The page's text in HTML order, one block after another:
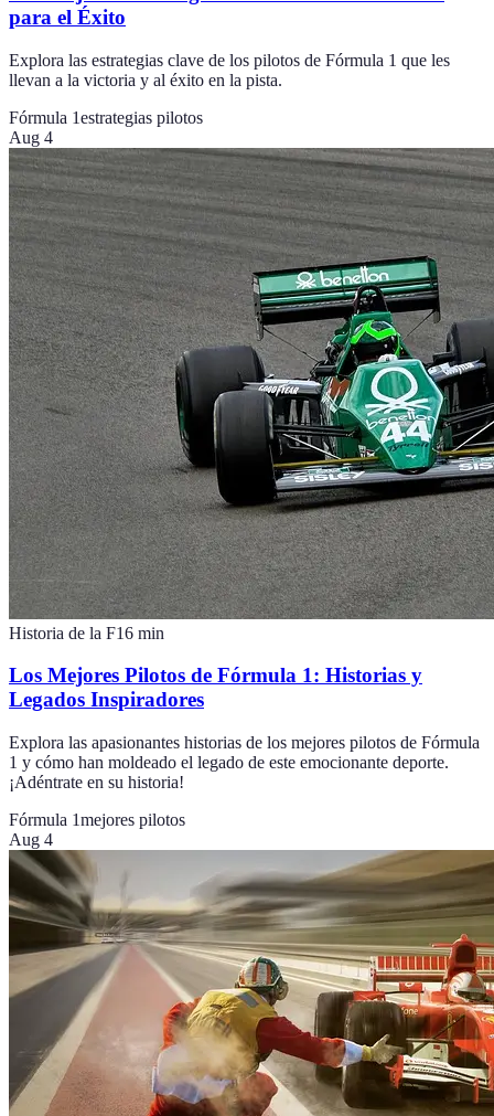
para el Éxito
Explora las estrategias clave de los pilotos de Fórmula 1 que les
llevan a la victoria y al éxito en la pista.
Fórmula 1estrategias pilotos
Aug 4
Historia de la F16 min
Los Mejores Pilotos de Fórmula 1: Historias y
Legados Inspiradores
Explora las apasionantes historias de los mejores pilotos de Fórmula
1 y cómo han moldeado el legado de este emocionante deporte.
¡Adéntrate en su historia!
Fórmula 1mejores pilotos
Aug 4